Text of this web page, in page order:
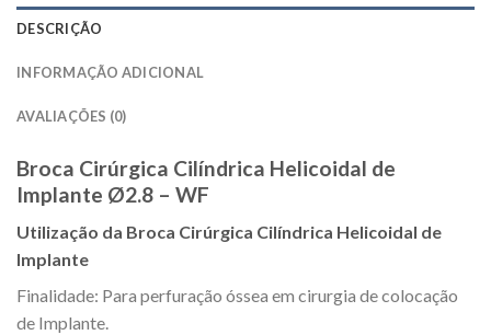
DESCRIÇÃO
INFORMAÇÃO ADICIONAL
AVALIAÇÕES (0)
Broca Cirúrgica Cilíndrica Helicoidal de
Implante Ø2.8 – WF
Utilização da Broca Cirúrgica Cilíndrica Helicoidal de
Implante
Finalidade: Para perfuração óssea em cirurgia de colocação
de Implante.